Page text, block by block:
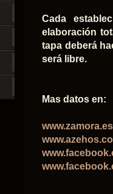
Cada
elaboración
tapa deberá
será libre.
Mas datos en:
www.zamora.es